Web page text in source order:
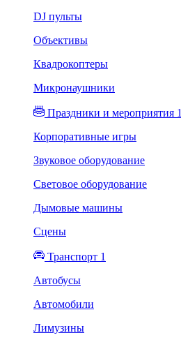
DJ пульты
Объективы
Квадрокоптеры
Микронаушники
Праздники и мероприятия 1
Корпоративные игры
Звуковое оборудование
Световое оборудование
Дымовые машины
Сцены
Транспорт 1
Автобусы
Автомобили
Лимузины